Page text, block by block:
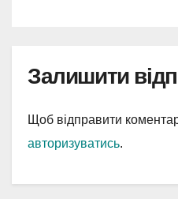
Залишити
Щоб відправити
авторизуватись.